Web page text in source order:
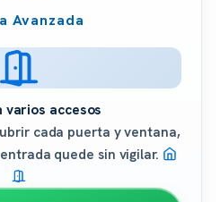
Avanzada
varios accesos
cada puerta y ventana,
quede sin vigilar.